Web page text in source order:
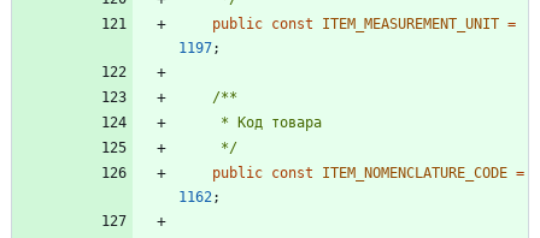
public const ITEM_MEASUREMENT_UNIT =
1197;
     */
public const ITEM_NOMENCLATURE_CODE =
1162;